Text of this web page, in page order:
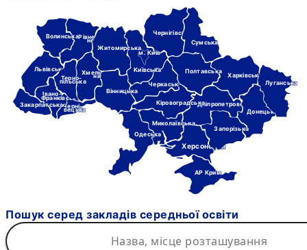
Черкаська
Чернігівська
Черні-
вецька
Дніпропетровська
Донецька
Івано-
Франківська
Харківська
Херсонська
Хмель-
ницька
Кіровоградська
АР Крим
Київська
м. Київ
Луганська
Львівська
Миколаївська
Одеська
Полтавська
Рівне-
нська Сумська
Терно-
пільська
Вінницька
Волинська
Закарпатська
Запорізька
Житомирська
Пошук серед закладів середньої освіти